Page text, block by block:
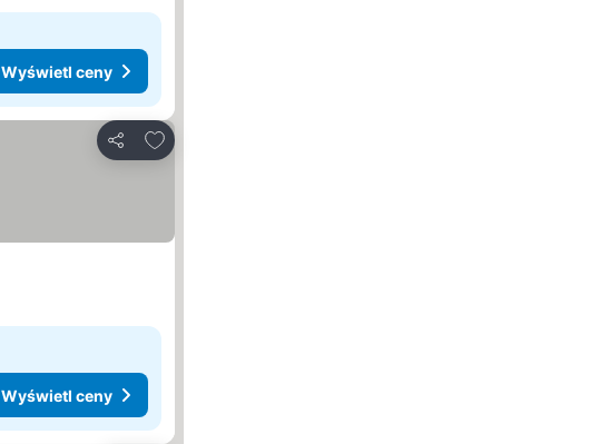
Wyświetl ceny
Udostępnij
Dodaj do ulubionych
Wyświetl ceny